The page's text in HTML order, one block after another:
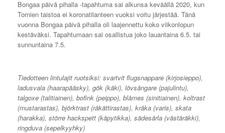
Bongaa päivä pihalla -tapahtuma sai alkunsa keväällä 2020, kun
Tornien taistoa ei koronatilanteen vuoksi voitu järjestää. Tänä
vuonna Bongaa päivä pihalla oli laajennettu koko viikonlopun
kestäväksi. Tapahtumaan sai osallistua joko lauantaina 6.5. tai
sunnuntaina 7.5.
Tiedotteen lintulajit ruotsiksi: svartvit flugsnappare (kirjosieppo),
ladusvala (haarapääsky), gök (käki), lövsångare (pajulintu),
talgoxe (talitiainen), bofink (peippo), blåmes (sinitiainen), koltrast
(mustarastas), björktrast (räkättirastas), kråka (varis), skata
(harakka), större hackspett (käpytikka), sädesärla (västäräkki),
ringduva (sepelkyyhky)